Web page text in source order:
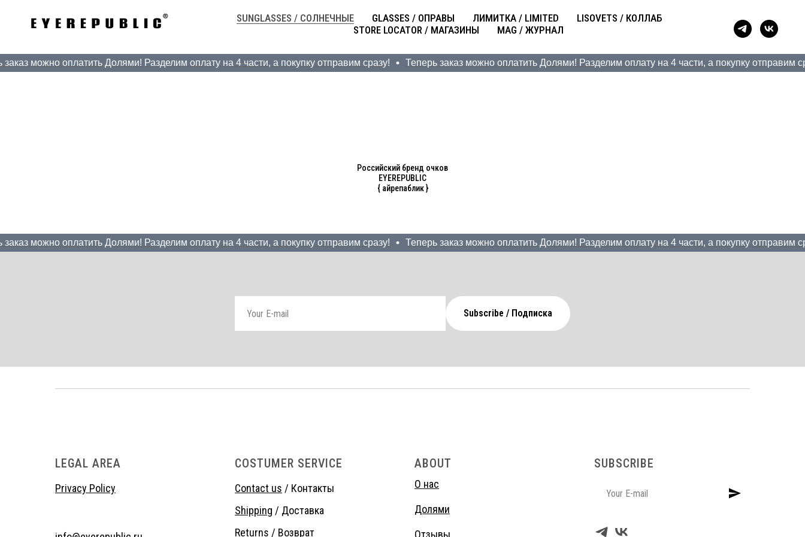
SUNGLASSES / СОЛНЕЧНЫЕ GLASSES / ОПРАВЫ ЛИМИТКА / LIMITED
LISOVETS / КОЛЛАБ
STORE LOCATOR / МАГАЗИНЫ
MAG / ЖУРНАЛ
можно оплатить Долями! Разделим оплату на 4 части, а покупку отправим сразу! Теперь заказ можно оплатить Долями! Разделим оплату на 4 части, а покупку отправим
Российский бренд очков
EYEREPUBLIC
{ айрепаблик }
можно оплатить Долями! Разделим оплату на 4 части, а покупку отправим сразу! Теперь заказ можно оплатить Долями! Разделим оплату на 4 части, а покупку отправим
Subscribe / Подписка
LEGAL AREA
Privacy Policy
COSTUMER SERVICE
Contact us / Контакты
Shipping / Доставка
Returns / Возврат
ABOUT
О нас
Долями
Отзывы
SUBSCRIBE